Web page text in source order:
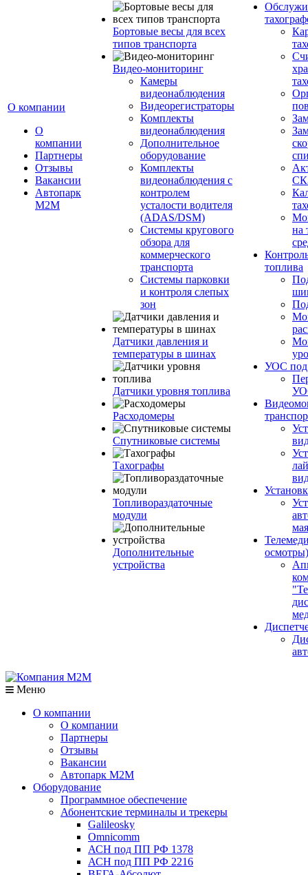
О компании
О
компании
Партнеры
Отзывы
Вакансии
Автопарк
М2М
Бортовые весы для всех
типов транспорта
Видео-мониторинг
Камеры
видеонаблюдения
Видеорегистраторы
Комплекты
видеонаблюдения
Дополнительное
оборудование
Комплекты
видеонаблюдения с
контролем
усталости водителя
(ADAS/DSM)
Системы кругового
обзора для
коммерческого
транспорта
Системы парковки
и контроля слепых
зон
Датчики давления и
температуры в шинах
Датчики уровня топлива
Расходомеры
Спутниковые системы
Тахографы
Топливораздаточные
модули
Дополнительные
устройства
на
топлива
УОС
осмотры)
Меню
О компании
О компании
Партнеры
Отзывы
Вакансии
Автопарк М2М
Оборудование
Программное обеспечение
Абонентские терминалы и трекеры
Galileosky
Omnicomm
АСН под ПП РФ 1378
АСН под ПП РФ 2216